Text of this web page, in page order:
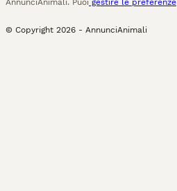
AnnunciAnimali. Puoi gestire le preferenze
© Copyright 2026 - AnnunciAnimali